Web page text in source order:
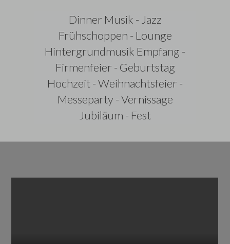
Dinner Musik - Jazz
Frühschoppen - Lounge
Hintergrundmusik Empfang -
Firmenfeier - Geburtstag
Hochzeit - Weihnachtsfeier -
Messeparty - Vernissage
Jubiläum - Fest